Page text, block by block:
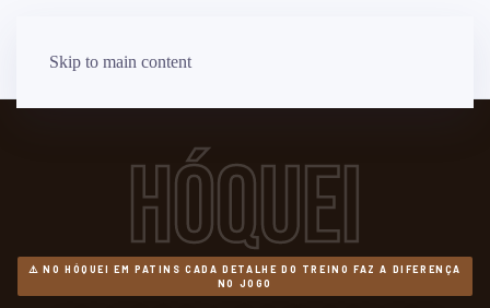
Skip to main content
HÓQUEI
⚠️ NO HÓQUEI EM PATINS CADA DETALHE DO TREINO FAZ A DIFERENÇA
NO JOGO